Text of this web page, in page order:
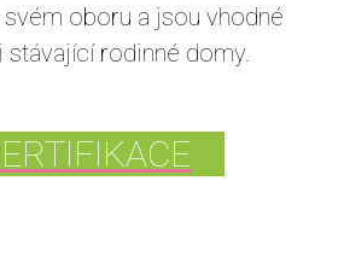
oboru a jsou vhodné
rodinné domy.